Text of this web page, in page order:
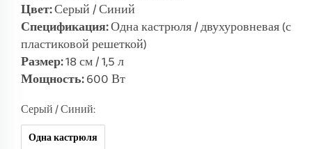
Цвет:Серый / Синий
Спецификация:Одна кастрюля / двухуровневая (с
пластиковой решеткой)
Размер:18 см / 1,5 л
Мощность:600 Вт
Серый / Синий:
Одна кастрюля